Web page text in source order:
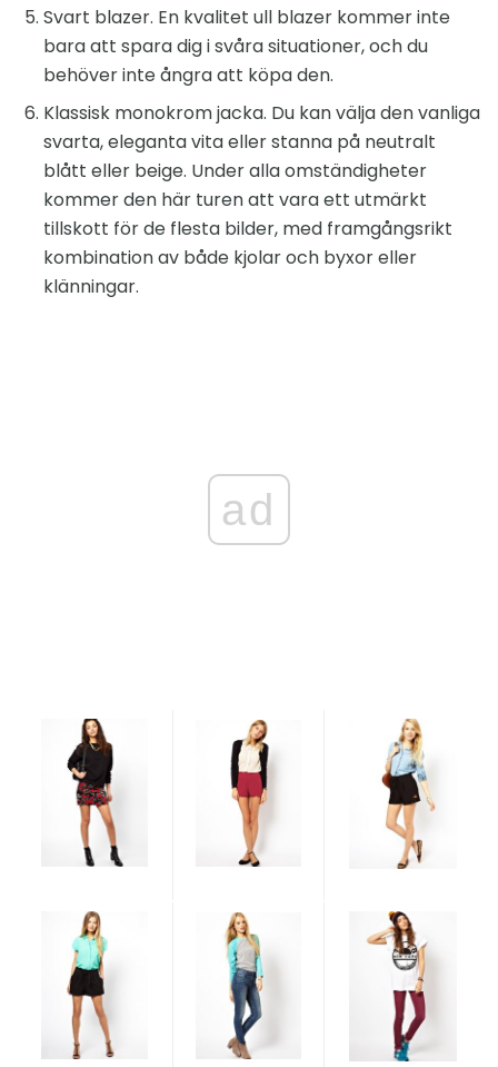
Svart blazer. En kvalitet ull blazer kommer inte
bara att spara dig i svåra situationer, och du
behöver inte ångra att köpa den.
Klassisk monokrom jacka. Du kan välja den vanliga
svarta, eleganta vita eller stanna på neutralt
blått eller beige. Under alla omständigheter
kommer den här turen att vara ett utmärkt
tillskott för de flesta bilder, med framgångsrikt
kombination av både kjolar och byxor eller
klänningar.
ad